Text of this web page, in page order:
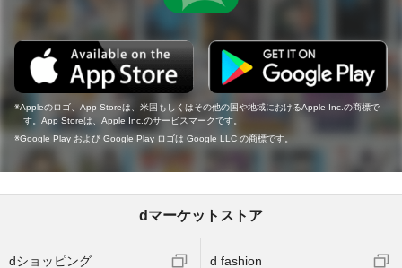
Appleのロゴ、App Storeは、米国もしくはその他の国や地域におけるApple Inc.の商標で
す。App Storeは、Apple Inc.のサービスマークです。
Google Play および Google Play ロゴは Google LLC の商標です。
dマーケットストア
dショッピング d fashion